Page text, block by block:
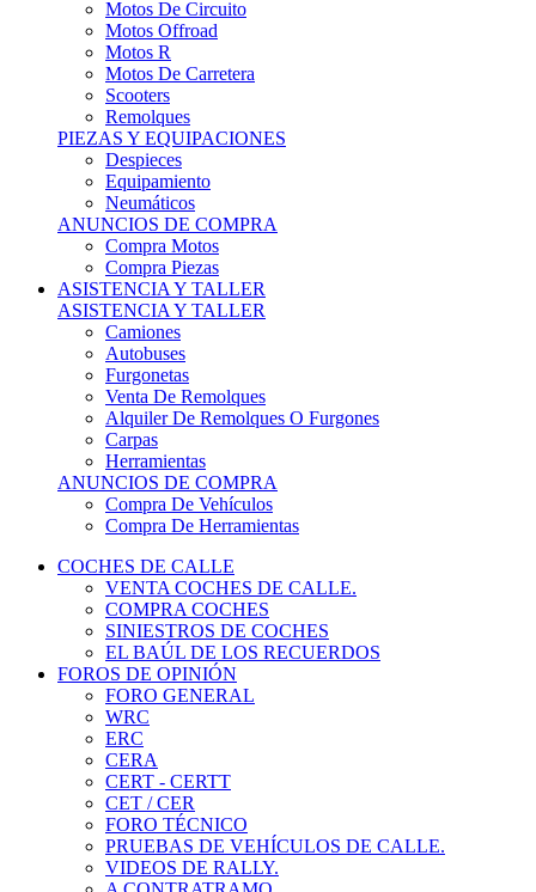
Motos R
Motos De Carretera
Scooters
Remolques
PIEZAS Y EQUIPACIONES
Despieces
Equipamiento
Neumáticos
ANUNCIOS DE COMPRA
Compra Motos
Compra Piezas
ASISTENCIA Y TALLER
ASISTENCIA Y TALLER
Camiones
Autobuses
Furgonetas
Venta De Remolques
Alquiler De Remolques O Furgones
Carpas
Herramientas
ANUNCIOS DE COMPRA
Compra De Vehículos
Compra De Herramientas
COCHES DE CALLE
VENTA COCHES DE CALLE.
COMPRA COCHES
SINIESTROS DE COCHES
EL BAÚL DE LOS RECUERDOS
FOROS DE OPINIÓN
FORO GENERAL
WRC
ERC
CERA
CERT - CERTT
CET / CER
FORO TÉCNICO
PRUEBAS DE VEHÍCULOS DE CALLE.
VIDEOS DE RALLY.
A CONTRATRAMO
TIENDA ONLINE